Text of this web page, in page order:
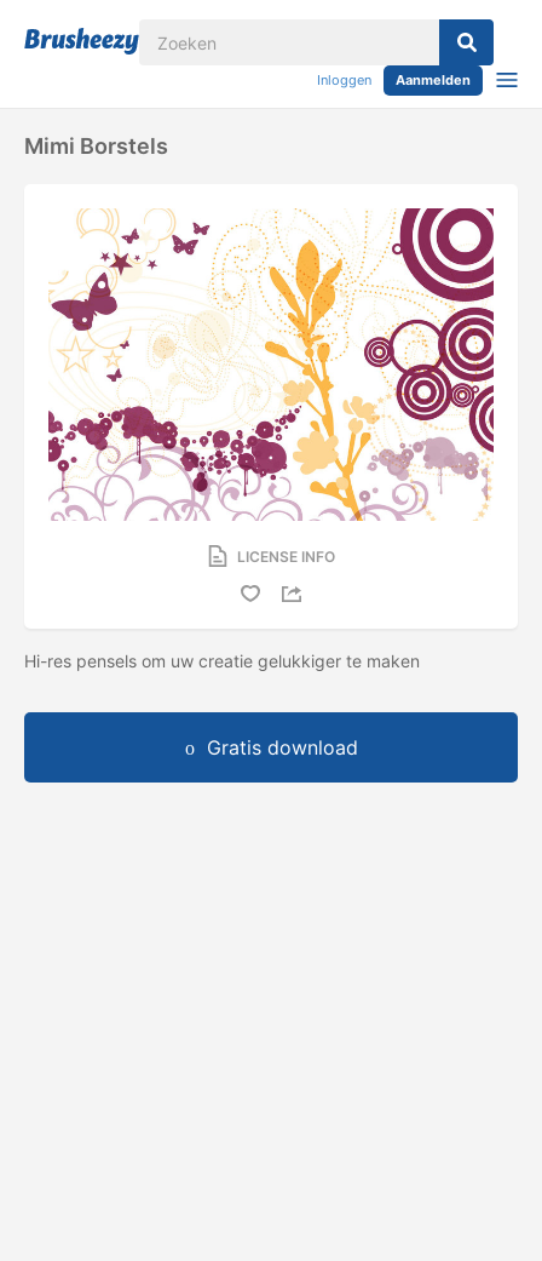
Inloggen Aanmelden
Mimi Borstels
LICENSE INFO
Hi-res pensels om uw creatie gelukkiger te maken
Gratis download